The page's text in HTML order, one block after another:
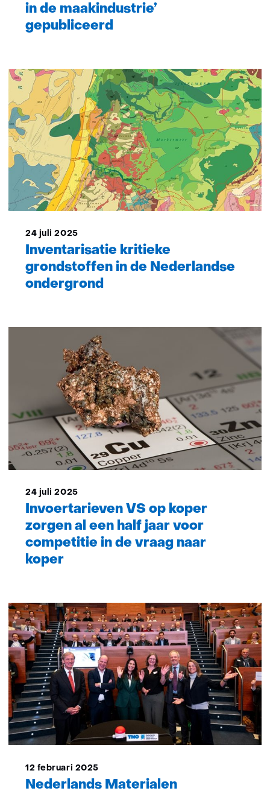
in de maakindustrie’
gepubliceerd
24 juli 2025
Inventarisatie kritieke
grondstoffen in de Nederlandse
ondergrond
24 juli 2025
Invoertarieven VS op koper
zorgen al een half jaar voor
competitie in de vraag naar
koper
12 februari 2025
Nederlands Materialen